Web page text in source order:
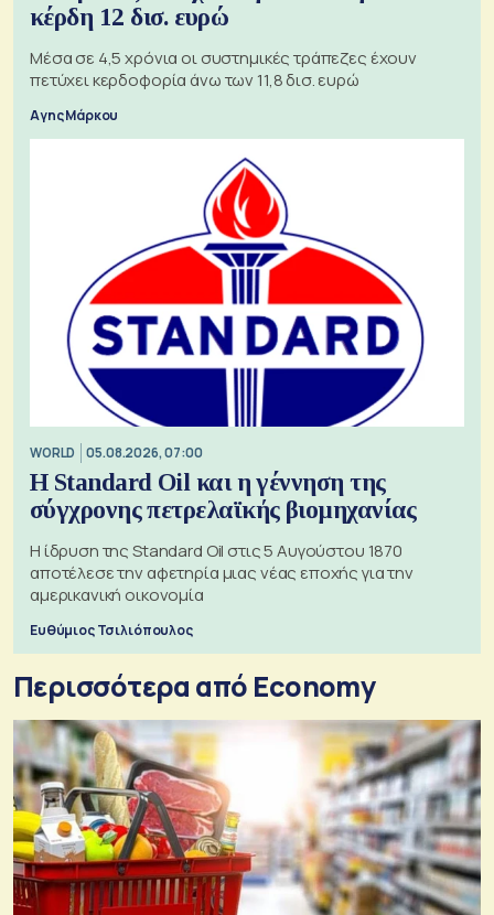
κέρδη 12 δισ. ευρώ
Μέσα σε 4,5 χρόνια οι συστημικές τράπεζες έχουν
πετύχει κερδοφορία άνω των 11,8 δισ. ευρώ
Αγης Μάρκου
WORLD 05.08.2026, 07:00
Η Standard Oil και η γέννηση της
σύγχρονης πετρελαϊκής βιομηχανίας
Η ίδρυση της Standard Oil στις 5 Αυγούστου 1870
αποτέλεσε την αφετηρία μιας νέας εποχής για την
αμερικανική οικονομία
Ευθύμιος Τσιλιόπουλος
Περισσότερα από Economy